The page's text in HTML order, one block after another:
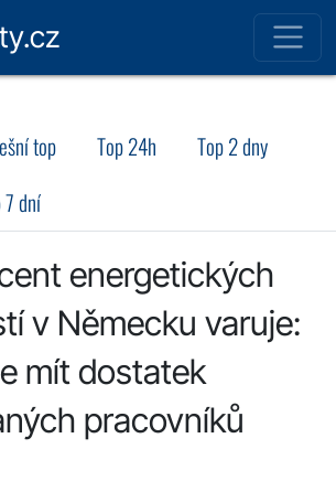
top Top 24h
Top 2 dny
7 dní
energetických
v Německu varuje:
mít dostatek
pracovníků